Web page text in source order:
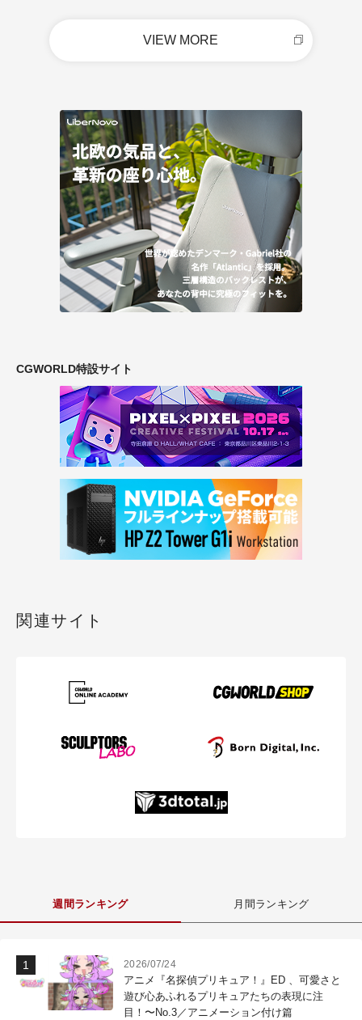
VIEW MORE
CGWORLD特設サイト
関連サイト
週間ランキング 月間ランキング
2026/07/24
アニメ『名探偵プリキュア！』ED 、可愛さと
遊び心あふれるプリキュアたちの表現に注
目！〜No.3／アニメーション付け篇